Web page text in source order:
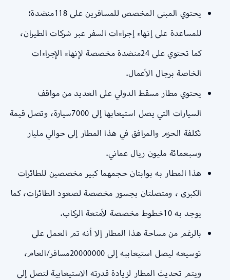
يحتوي المبنى المخصص للمسافرين على 118منضدة؛
للمساعدة على إنهاء إجراءات السفر عبر شركات الطيران،
كما تحتوي على 24منضدة مخصصة لإنهاء الإجراءات
الخاصة برجال الأعمال.
يحتوي مطار مسقط الدولي على العديد من مواقف
السيارات التي يصل استيعابها إلى 7000سيارة، وتصل قيمة
تكلفة الحزم والمرافق في هذا المطار إلى حوالي مليار
وسبعمائة مليون ريال عماني.
هذا المطار به بوابتان حجمهما كبير مخصصين للطائرات
الكبرى ، ومتصلتان بجسور مخصصة لصعود الطائرات، كما
يوجد به 10خطوط مخصصة لأمتعة الركاب.
بالرغم من مساحة هذا المطار إلا أنه تم العمل على
توسيعه ليصل استيعاببه إلى 20000000مسافر/العام،
ويتم تحديث المطار لزيادة قدرته الاستيعابية لتصل إلى